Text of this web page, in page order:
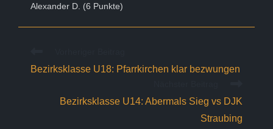
Alexander D. (6 Punkte)
ansehen
Bezirksklasse U18: Pfarrkirchen klar bezwungen
Bezirksklasse U14: Abermals Sieg vs DJK
Straubing